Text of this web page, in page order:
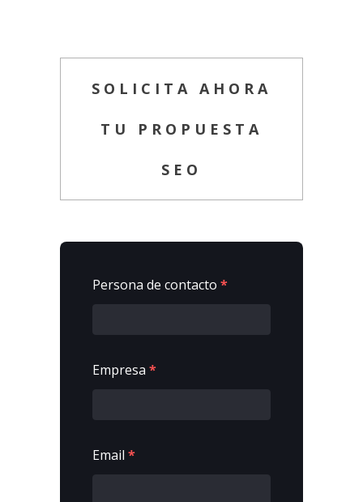
SOLICITA AHORA
TU PROPUESTA
SEO
Persona de contacto *
Empresa *
Email *